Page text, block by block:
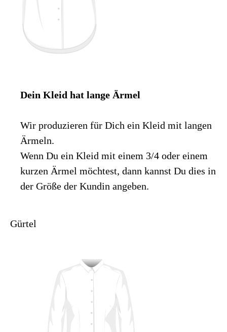
Dein Kleid hat lange Ärmel
Wir produzieren für Dich ein Kleid mit langen
Ärmeln.
Wenn Du ein Kleid mit einem 3/4 oder einem
kurzen Ärmel möchtest, dann kannst Du dies in
der Größe der Kundin angeben.
Gürtel